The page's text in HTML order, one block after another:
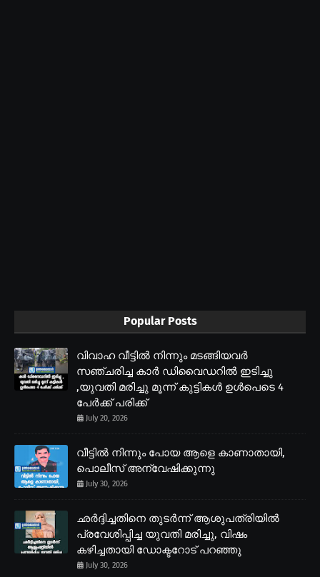
Popular Posts
വിവാഹ വീട്ടിൽ നിന്നും മടങ്ങിയവർ
സഞ്ചരിച്ച കാർ ഡിവൈഡറിൽ ഇടിച്ചു
,യുവതി മരിച്ചു മൂന്ന് കുട്ടികൾ ഉൾപെടെ 4
പേർക്ക് പരിക്ക്
July 20, 2026
വീട്ടിൽ നിന്നും പോയ ആളെ കാണാതായി,
പൊലീസ് അന്വേഷിക്കുന്നു
July 30, 2026
ഛർദ്ദിച്ചതിനെ തുടർന്ന് ആശുപത്രിയിൽ
പ്രവേശിപ്പിച്ച യുവതി മരിച്ചു, വിഷം
കഴിച്ചതായി ഡോക്ടറോട് പറഞ്ഞു
July 30, 2026